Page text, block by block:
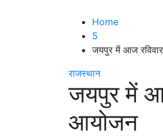
Home
5
जयपुर में आज
राजस्थान
जयपुर में
आयोजन